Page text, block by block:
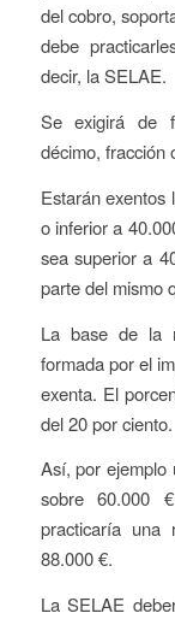
del cobro,
debe
decir, la SELAE.
Se exigirá de
décimo, fracción
Estarán exentos
o inferior a
sea superior a
parte del mismo
La base de la
formada por el
exenta. El
del 20 por ciento.
Así, por ejemplo
sobre 60.000
practicaría una
88.000 €.
La SELAE